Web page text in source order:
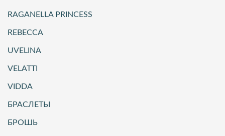
RAGANELLA PRINCESS
REBECCA
UVELINA
VELATTI
VIDDA
БРАСЛЕТЫ
БРОШЬ